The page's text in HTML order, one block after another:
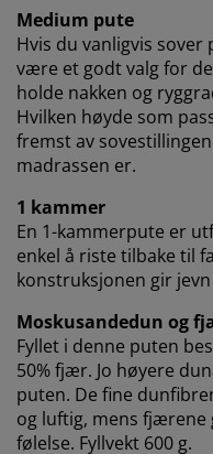
Medium pute
Hvis du vanligvis
være et godt valg for
holde nakken og
Hvilken høyde som
fremst av
madrassen er.
1 kammer
En 1-kammerpute er
enkel å riste tilbake til
konstruksjonen gir
Moskusandedun og
Fyllet i denne puten
50% fjær. Jo høyere
puten. De fine
og luftig, mens fjærene
følelse. Fyllvekt 600 g.
Hos JYSK bruker vi
mobile identifikatorer for
du besøker nettsiden
inn informasjon om deg
statistikk og relevant
Når du godtar
deler vi nettleserdataene
markedsføringspartnere
for skreddersydd og
mer om formålene under
trekke tilbake samtykket
ikonet. Ved å klikke
tre formålene. Les mer
behandler
informasjonskapselpolicy